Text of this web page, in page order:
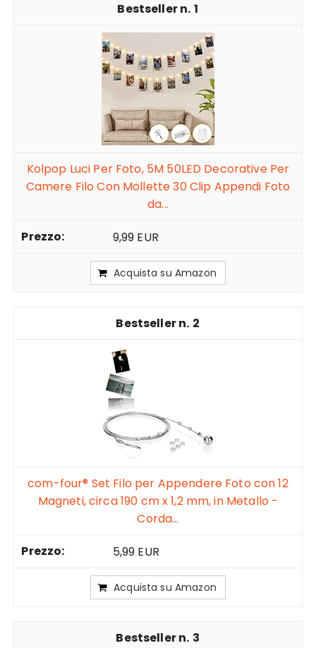
1
Kolpop Luci Per Foto, 5M 50LED Decorative Per
Camere Filo Con Mollette 30 Clip Appendi Foto
da...
9,99 EUR
Acquista su Amazon
2
com-four® Set Filo per Appendere Foto con 12
Magneti, circa 190 cm x 1,2 mm, in Metallo -
Corda...
5,99 EUR
Acquista su Amazon
3